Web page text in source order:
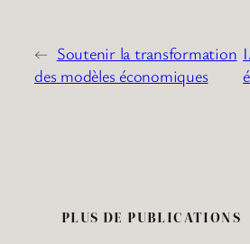
← Soutenir la transformation
des modèles économiques
PLUS DE PUBLICATIONS